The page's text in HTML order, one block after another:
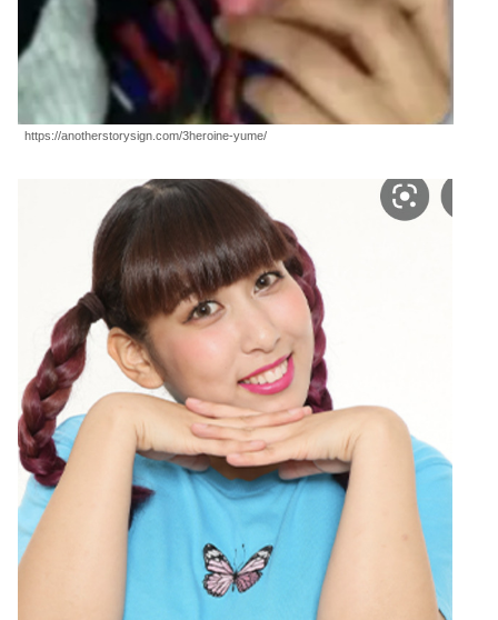
https://anotherstorysign.com/3heroine-yume/